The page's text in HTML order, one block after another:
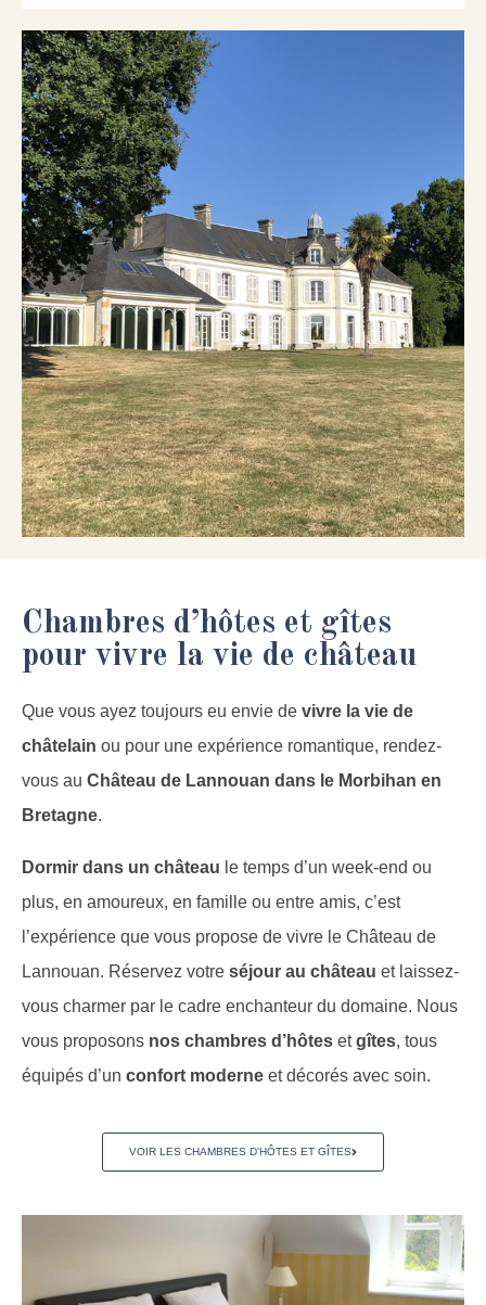
Chambres d’hôtes et gîtes
pour vivre la vie de château
Que vous ayez toujours eu envie de vivre la vie de
châtelain ou pour une expérience romantique, rendez-
vous au Château de Lannouan dans le Morbihan en
Bretagne.
Dormir dans un château le temps d’un week-end ou
plus, en amoureux, en famille ou entre amis, c’est
l’expérience que vous propose de vivre le Château de
Lannouan. Réservez votre séjour au château et laissez-
vous charmer par le cadre enchanteur du domaine. Nous
vous proposons nos chambres d’hôtes etgîtes, tous
équipés d’un confort moderne et décorés avec soin.
VOIR LES CHAMBRES D'HÔTES ET GÎTES